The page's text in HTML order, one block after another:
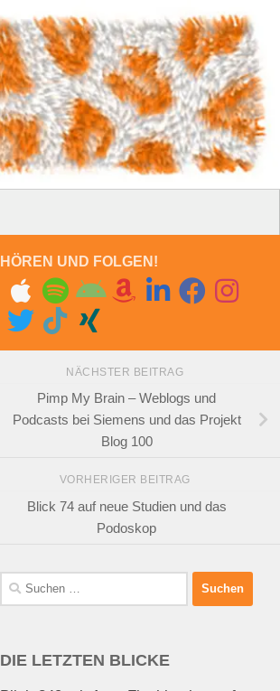
HÖREN UND FOLGEN!
NÄCHSTER BEITRAG
Pimp My Brain – Weblogs und
Podcasts bei Siemens und das Projekt
Blog 100
VORHERIGER BEITRAG
Blick 74 auf neue Studien und das
Podoskop
Suchen
nach:
DIE LETZTEN BLICKE